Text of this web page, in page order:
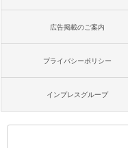
広告掲載のご案内
プライバシーポリシー
インプレスグループ